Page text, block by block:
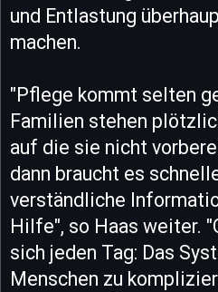
und Entlastung
machen.
"Pflege kommt selten
Familien stehen
auf die sie nicht
dann braucht es
verständliche
Hilfe", so Haas weiter.
sich jeden Tag: Das
Menschen zu